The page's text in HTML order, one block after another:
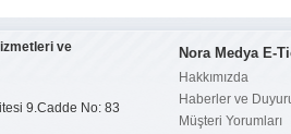
20
yıla
ve
9.Cadde No: 83
Nora Medya E-
Hakkımızda
Haberler ve
Müşteri Yorumları